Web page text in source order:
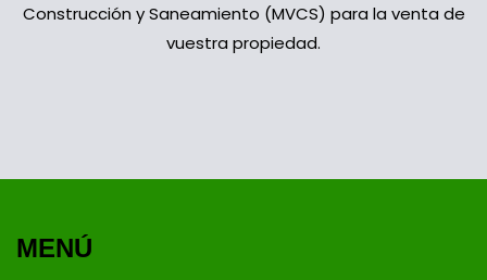
Construcción y Saneamiento (MVCS) para la venta de
vuestra propiedad.
MENÚ